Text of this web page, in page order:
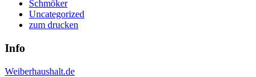
Schmöker
Uncategorized
zum drucken
Info
Weiberhaushalt.de